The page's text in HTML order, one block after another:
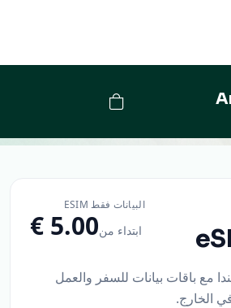
نيوزيلندا
البيانات فقط ESIM
ابتداء من
مع باقات بيانات للسفر والعمل
الخارج.